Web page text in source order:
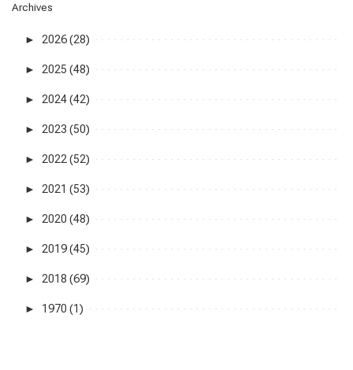
Archives
► 2026 (28)
► 2025 (48)
► 2024 (42)
► 2023 (50)
► 2022 (52)
► 2021 (53)
► 2020 (48)
► 2019 (45)
► 2018 (69)
► 1970 (1)